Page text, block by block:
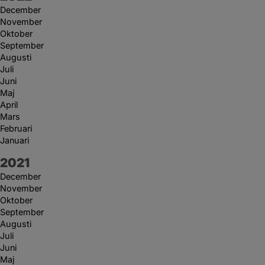
December
November
Oktober
September
Augusti
Juli
Juni
Maj
April
Mars
Februari
Januari
År:
2021
December
November
Oktober
September
Augusti
Juli
Juni
Maj